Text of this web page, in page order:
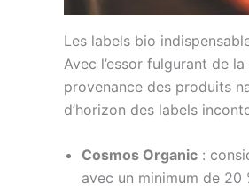
Les labels bio
Avec l’essor fulgurant de la
provenance des produits
d’horizon des labels
Cosmos Organic :
avec un minimum de